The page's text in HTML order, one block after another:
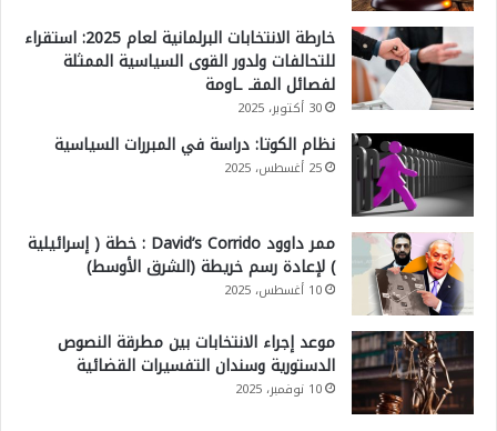
خارطة الانتخابات البرلمانية لعام 2025: استقراء
للتحالفات ولدور القوى السياسية الممثلة
لفصائل المقـ ـاومة
30 أكتوبر، 2025
نظام الكوتا: دراسة في المبررات السياسية
25 أغسطس، 2025
ممر داوود David’s Corrido : خطة ( إسرائيلية
) لإعادة رسم خريطة (الشرق الأوسط)
10 أغسطس، 2025
موعد إجراء الانتخابات بين مطرقة النصوص
الدستورية وسندان التفسيرات القضائية
10 نوفمبر، 2025